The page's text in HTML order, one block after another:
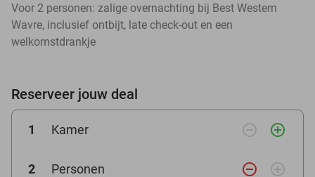
Voor 2 personen: zalige overnachting bij Best Western
Wavre, inclusief ontbijt, late check-out en een
welkomstdrankje
Reserveer jouw deal
1 Kamer remove_circle_outline add_circle_outline
2 Personen remove_circle_outline add_circle_outline